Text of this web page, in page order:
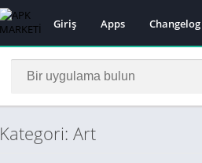
Giriş Apps Changelog
Kategori: Art